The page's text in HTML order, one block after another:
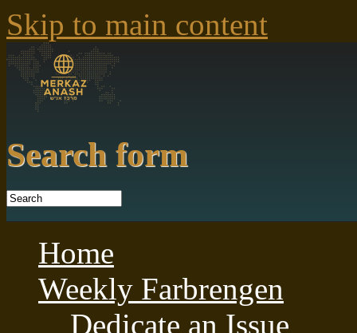
Skip to main content
Search form
Home
Weekly Farbrengen
Dedicate an Issue